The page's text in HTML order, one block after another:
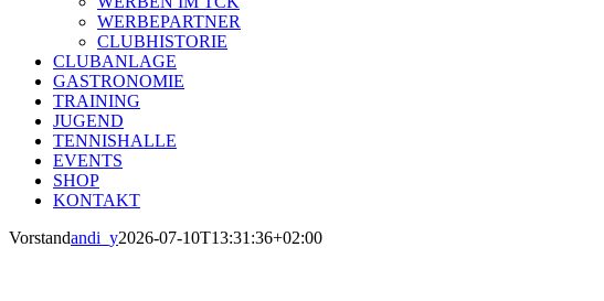
WERBEPARTNER
CLUBHISTORIE
CLUBANLAGE
GASTRONOMIE
TRAINING
JUGEND
TENNISHALLE
EVENTS
SHOP
KONTAKT
Vorstandandi_y2026-07-10T13:31:36+02:00